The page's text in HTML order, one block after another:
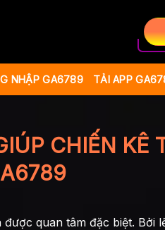
NHẬP GA6789 TẢI APP
CHIẾN KÊ
được quan tâm đặc biệt. Bởi